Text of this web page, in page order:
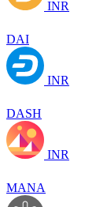
INR
DAI
INR
DASH
INR
MANA